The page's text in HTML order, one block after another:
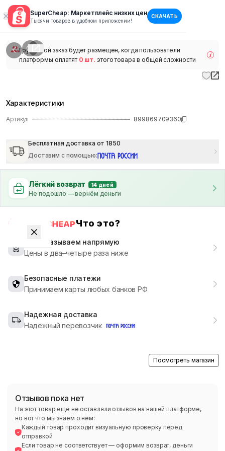
SuperCheap: Маркетплейс низких цен
Тысячи товаров в удобном приложении!
СКАЧАТЬ
1/
Групповой заказ будет размещен, когда пользователи
платформы оплатят 0 шт. этого товара в общей сложности
Характеристики
Артикул 899869709360
Бесплатная доставка от 1850
Доставим с помощью:
Лёгкий возврат 14 дней
Не подошло — вернём деньги
Что это?
Мы заказываем напрямую
Цены в два–четыре раза ниже
Безопасные платежи
Принимаем карты любых банков РФ
Надежная доставка
Надежный перевозчик
Посмотреть магазин
Отзывов пока нет
На этот товар ещё не оставляли отзывов на нашей платформе,
но вот что мы знаем о нём:
Каждый товар проходит визуальную проверку перед
отправкой
Если товар не соответствует — оформим возврат, деньги